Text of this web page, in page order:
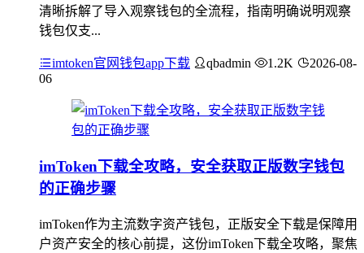
清晰拆解了导入观察钱包的全流程，指南明确说明观察
钱包仅支...
imtoken官网钱包app下载 qbadmin 1.2K
2026-08-
06
imToken下载全攻略，安全获取正版数字钱包
的正确步骤
imToken作为主流数字资产钱包，正版安全下载是保障用
户资产安全的核心前提，这份imToken下载全攻略，聚焦